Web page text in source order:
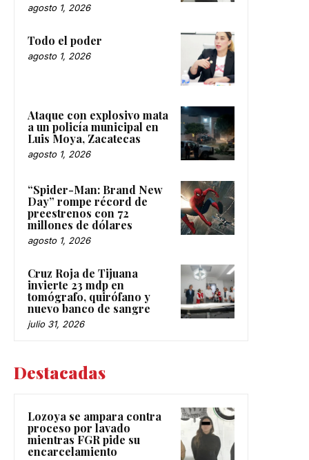
agosto 1, 2026
Todo el poder
agosto 1, 2026
Ataque con explosivo mata
a un policía municipal en
Luis Moya, Zacatecas
agosto 1, 2026
“Spider-Man: Brand New
Day” rompe récord de
preestrenos con 72
millones de dólares
agosto 1, 2026
Cruz Roja de Tijuana
invierte 23 mdp en
tomógrafo, quirófano y
nuevo banco de sangre
julio 31, 2026
Destacadas
Lozoya se ampara contra
proceso por lavado
mientras FGR pide su
encarcelamiento